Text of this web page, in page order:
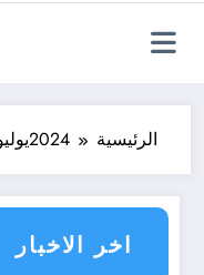
الرئيسية 2024
اخر الاخبار
فينيسيوس الجديد مع